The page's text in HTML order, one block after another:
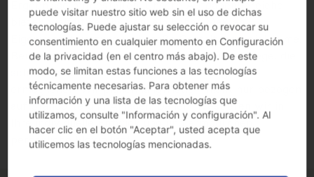
Ergebnisse mitgestalten. Unsere Aufgabenbereiche
bieten vielfältige Themen, ein hohes Maß an
Eigenverantwortung und große Gestaltungsspielräume.
Bei uns finden Sie klare Prozesse und kurze Wege, die
schnelle und zielorientierte Entscheidungen
ermöglichen. Wir planen langfristig - nicht nur bezogen
auf Standorte und Anlagen. Daher investieren wir in
Ihre individuelle Entwicklung und ermöglichen
persönliche Flexibilität.
puede visitar nuestro sitio web sin el uso de dichas
tecnologías. Puede ajustar su selección o revocar su
consentimiento en cualquier momento en Configuración
de la privacidad (en el centro más abajo). De este
modo, se limitan estas funciones a las tecnologías
técnicamente necesarias. Para obtener más
información y una lista de las tecnologías que
utilizamos, consulte "Información y configuración". Al
hacer clic en el botón "Aceptar", usted acepta que
utilicemos las tecnologías mencionadas.